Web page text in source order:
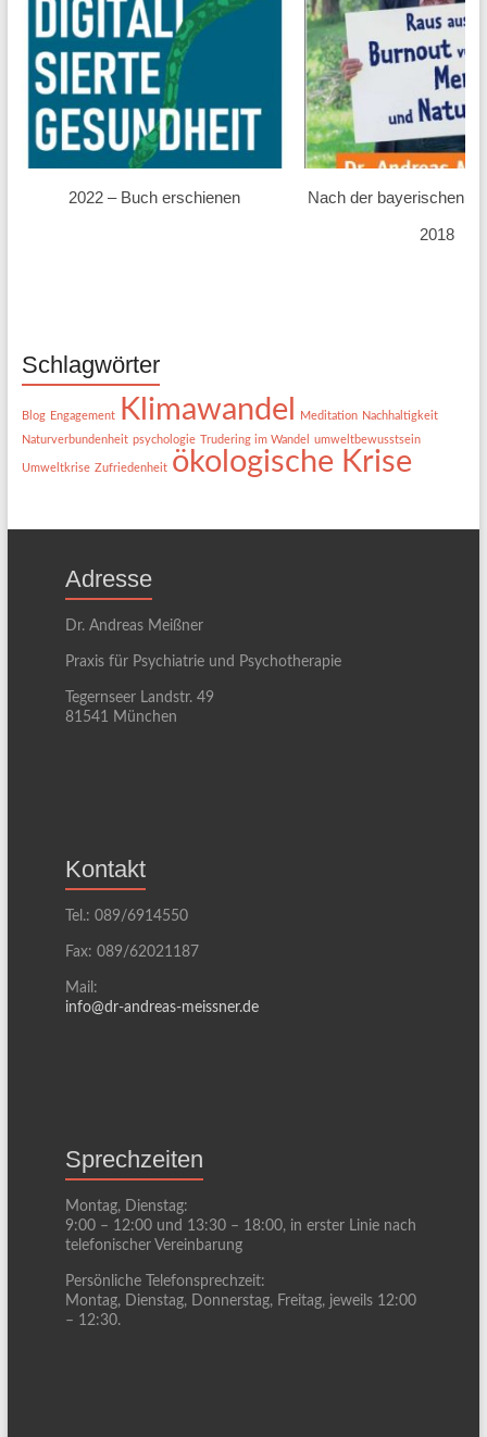
2022 – Buch erschienen
Nach der bayerischen
2018
Schlagwörter
Blog Engagement Klimawandel Meditation Nachhaltigkeit
Naturverbundenheit psychologie Trudering im Wandel umweltbewusstsein
Umweltkrise Zufriedenheit ökologische Krise
Adresse
Dr. Andreas Meißner
Praxis für Psychiatrie und Psychotherapie
Tegernseer Landstr. 49
81541 München
Kontakt
Tel.: 089/6914550
Fax: 089/62021187
Mail:
info@dr-andreas-meissner.de
Sprechzeiten
Montag, Dienstag:
9:00 – 12:00 und 13:30 – 18:00, in erster Linie nach
telefonischer Vereinbarung
Persönliche Telefonsprechzeit:
Montag, Dienstag, Donnerstag, Freitag, jeweils 12:00
– 12:30.